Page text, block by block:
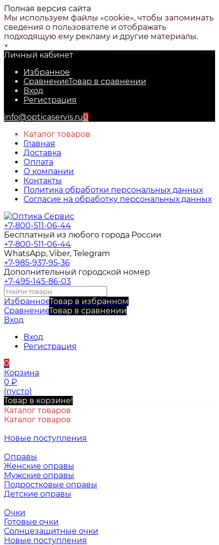
Полная версия сайта
Мы используем файлы «cookie», чтобы запоминать
сведения о пользователе и отображать
подходящую ему рекламу и другие материалы.
×
Личный кабинет
Избранное
СравнениеТовар в сравнении
Вход
Регистрация
info@opticaservis.ru0
Каталог товаров
Главная
Доставка
Оплата
О компании
Контакты
Политика обработки персональных данных
Согласие на обработку персональных данных
+7-800-511-06-44
Бесплатный из любого города России
+7-800-511-06-44
WhatsApp, Viber, Telegram
+7-985-937-95-36
Дополнительный городской номер
+7-495-145-86-03
ИзбранноеТовар в избранном
СравнениеТовар в сравнении
Вход
Вход
Регистрация
0
Корзина
0 ₽
(пусто)
Товар в корзине!
Каталог товаров
Каталог товаров
Новые поступления
Оправы
Женские оправы
Мужские оправы
Подростковые оправы
Детские оправы
Очки
Готовые очки
Солнцезащитные очки
Новые поступления